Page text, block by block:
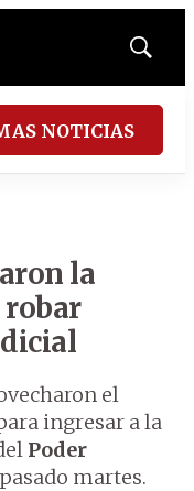
Mostrar
NOTICIAS
la
robar
el
ingresar a la
Poder
martes.